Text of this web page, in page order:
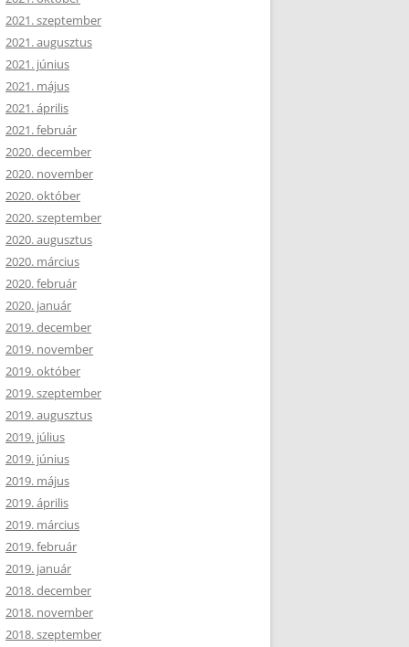
2021. szeptember
2021. augusztus
2021. június
2021. május
2021. április
2021. február
2020. december
2020. november
2020. október
2020. szeptember
2020. augusztus
2020. március
2020. február
2020. január
2019. december
2019. november
2019. október
2019. szeptember
2019. augusztus
2019. július
2019. június
2019. május
2019. április
2019. március
2019. február
2019. január
2018. december
2018. november
2018. szeptember